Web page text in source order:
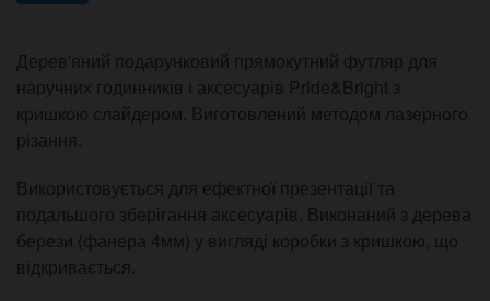
Дерев'яний подарунковий прямокутний футляр для
наручних годинників і аксесуарів Pride&Bright з
кришкою слайдером. Виготовлений методом лазерного
різання.
Використовується для ефектної презентації та
подальшого зберігання аксесуарів. Виконаний з дерева
берези (фанера 4мм) у вигляді коробки з кришкою, що
відкривається.